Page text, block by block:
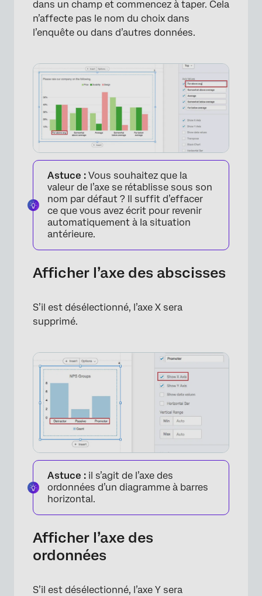
×
dans un champ et commencez à taper. Cela
n’affecte pas le nom du choix dans
l’enquête ou dans d’autres données.
Astuce : Vous souhaitez que la
valeur de l’axe se rétablisse sous son
nom par défaut ? Il suffit d’effacer
ce que vous avez écrit pour revenir
automatiquement à la situation
antérieure.
Afficher l’axe des abscisses
S’il est désélectionné, l’axe X sera
supprimé.
Astuce : il s’agit de l’axe des
ordonnées d’un diagramme à barres
horizontal.
Afficher l’axe des
ordonnées
S’il est désélectionné, l’axe Y sera